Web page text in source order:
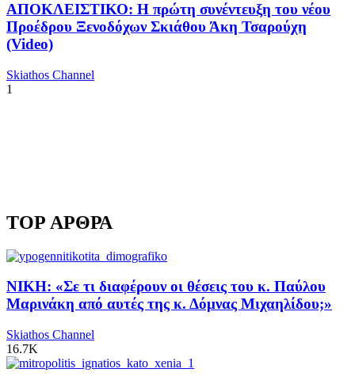
ΑΠΟΚΛΕΙΣΤΙΚΟ: Η πρώτη συνέντευξη του νέου
Προέδρου Ξενοδόχων Σκιάθου Άκη Τσαρούχη
(Video)
Skiathos Channel
1
TOP ΑΡΘΡΑ
ΝΙΚΗ: «Σε τι διαφέρουν οι θέσεις του κ. Παύλου
Μαρινάκη από αυτές της κ. Δόμνας Μιχαηλίδου;»
Skiathos Channel
16.7K